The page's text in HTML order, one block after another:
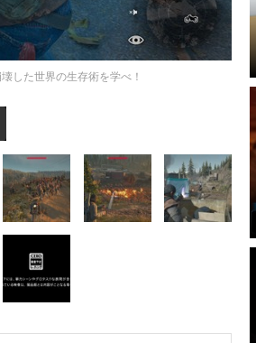
した世界の生存術を学べ！